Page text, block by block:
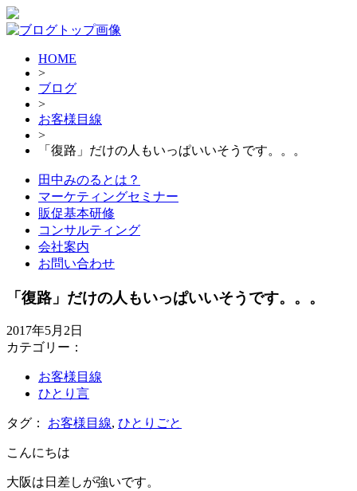
HOME
>
ブログ
>
お客様目線
>
「復路」だけの人もいっぱいいそうです。。。
田中みのるとは？
マーケティングセミナー
販促基本研修
コンサルティング
会社案内
お問い合わせ
「復路」だけの人もいっぱいいそうです。。。
2017年5月2日
カテゴリー：
お客様目線
ひとり言
タグ： お客様目線, ひとりごと
こんにちは
大阪は日差しが強いです。